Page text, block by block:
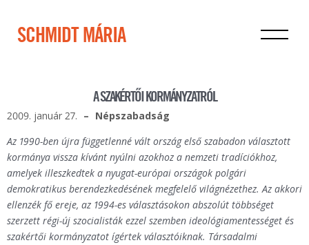
SCHMIDT MÁRIA
A SZAKÉRTŐI KORMÁNYZATRÓL
2009. január 27.
Népszabadság
Az 1990-ben újra függetlenné vált ország első szabadon választott
kormánya vissza kívánt nyúlni azokhoz a nemzeti tradíciókhoz,
amelyek illeszkedtek a nyugat-európai országok polgári
demokratikus berendezkedésének megfelelő világnézethez. Az akkori
ellenzék fő ereje, az 1994-es választásokon abszolút többséget
szerzett régi-új szocialisták ezzel szemben ideológiamentességet és
szakértői kormányzatot ígértek választóiknak. Társadalmi